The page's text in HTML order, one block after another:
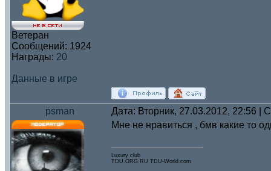
Ветеран
Сообщений: 1924
Награды: 20
Данные в игре
psman Дата: Вторник, 27.03.2012, 22:56 |
Мне не нравиться , бмв какие то
Luxury club
TDU.ORG.RU TDU-World.com